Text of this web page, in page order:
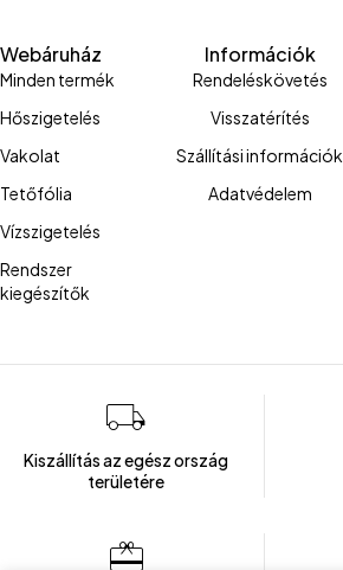
Webáruház
Minden termék
Hőszigetelés
Vakolat
Tetőfólia
Vízszigetelés
Rendszer
kiegészítők
Információk
Rendeléskövetés
Visszatérítés
Szállítási információk
Adatvédelem
Kiszállítás az egész ország
területére